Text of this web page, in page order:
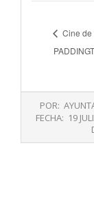
Cine de
07-
POR:
FECHA: 19